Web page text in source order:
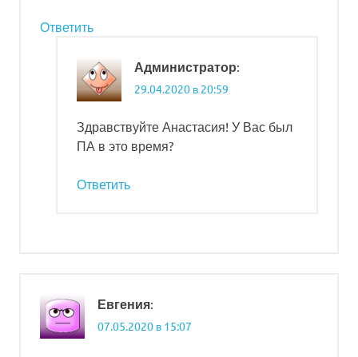
Ответить
Администратор:
29.04.2020 в 20:59
Здравствуйте Анастасия! У Вас был
ПА в это время?
Ответить
Евгения:
07.05.2020 в 15:07